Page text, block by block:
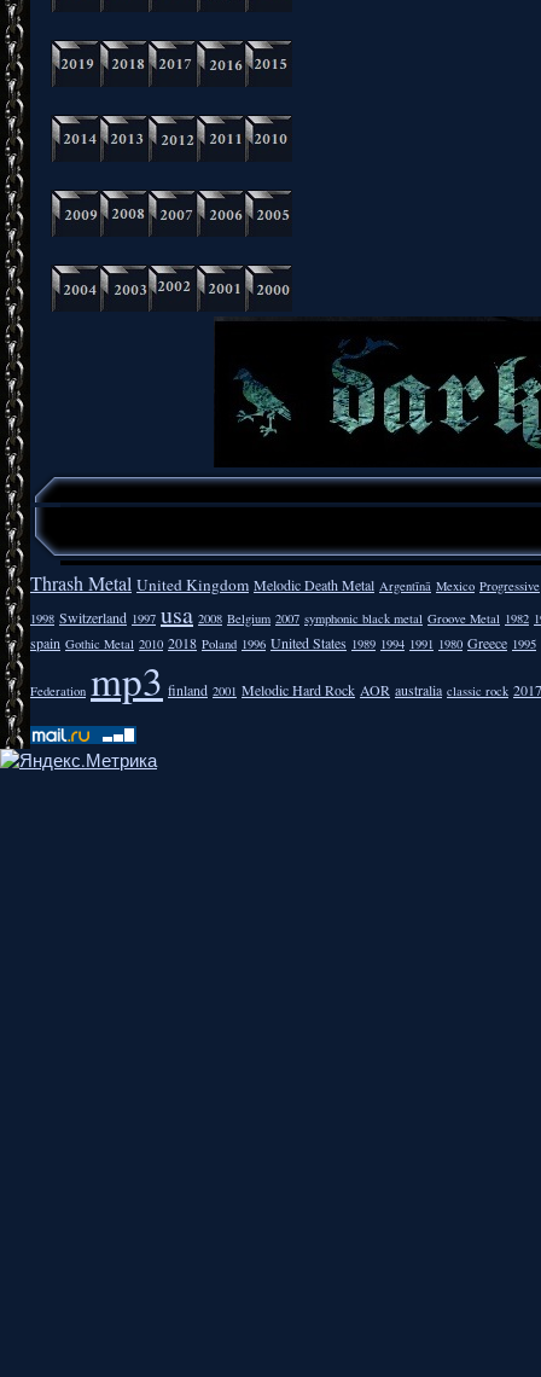
Thrash Metal United Kingdom Melodic Death Metal Argentīnā Mexico Progressive
1998 Switzerland 1997 usa 2008 Belgium 2007 symphonic black metal Groove Metal 1982
spain Gothic Metal 2010 2018 Poland 1996 United States 1989 1994 1991 1980 Greece 1995
Federation mp3 finland 2001 Melodic Hard Rock AOR australia classic rock 2017